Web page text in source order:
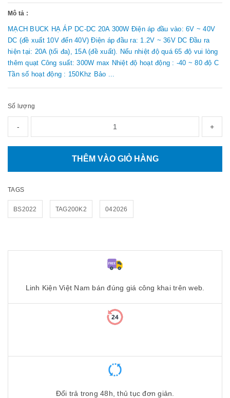
Mô tả :
MẠCH BUCK HẠ ÁP DC-DC 20A 300W Điện áp đầu vào: 6V ~ 40V
DC (đề xuất 10V đến 40V) Điện áp đầu ra: 1.2V ~ 36V DC Đầu ra
hiện tại: 20A (tối đa), 15A (đề xuất). Nếu nhiệt độ quá 65 độ vui lòng
thêm quạt Công suất: 300W max Nhiệt độ hoạt động : -40 ~ 80 độ C
Tần số hoạt động : 150Khz Bảo ...
Số lượng
- +
THÊM VÀO GIỎ HÀNG
TAGS
BS2022 TAG200K2 042026
Linh Kiện Việt Nam bán đúng giá công khai trên web.
Đổi trả trong 48h, thủ tục đơn giản.